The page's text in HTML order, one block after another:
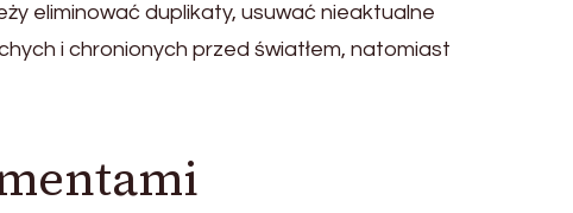
eliminować duplikaty, usuwać nieaktualne
i chronionych przed światłem, natomiast